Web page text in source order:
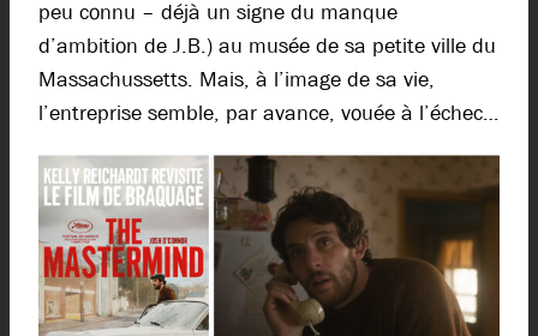
peu connu – déjà un signe du manque
d’ambition de J.B.) au musée de sa petite ville du
Massachussetts. Mais, à l’image de sa vie,
l’entreprise semble, par avance, vouée à l’échec…